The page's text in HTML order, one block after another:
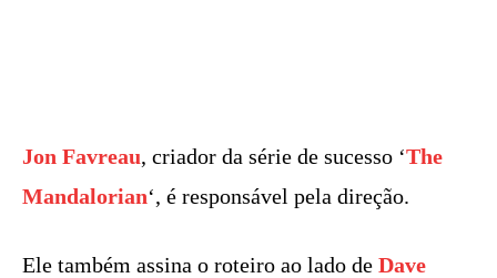
Jon Favreau, criador da série de sucesso ‘The
Mandalorian‘, é responsável pela direção.
Ele também assina o roteiro ao lado de Dave